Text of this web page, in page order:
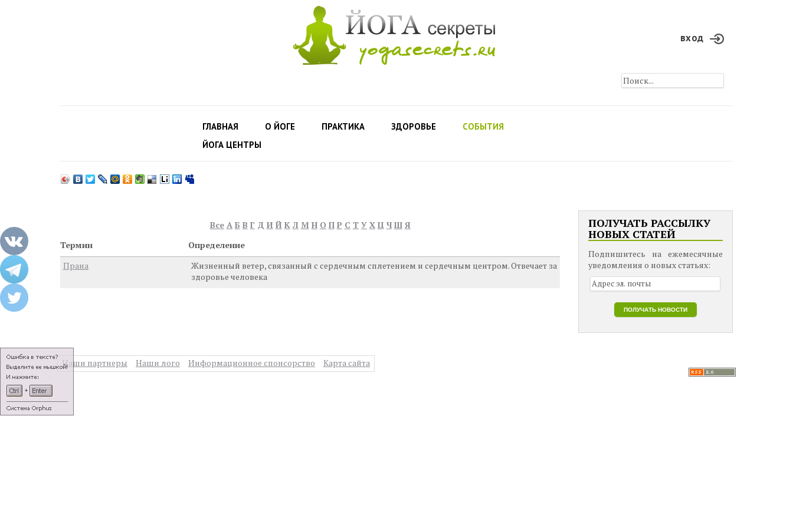
вход
ГЛАВНАЯ О ЙОГЕ ПРАКТИКА ЗДОРОВЬЕ
СОБЫТИЯ
ЙОГА ЦЕНТРЫ
Все А Б В Г Д И Й К Л М Н О П Р С Т У Х Ц Ч Ш Я
Термин
Определение
Прана
Жизненный ветер, связанный с сердечным сплетением и сердечным центром. Отвечает за
здоровье человека
ПОЛУЧАТЬ РАССЫЛКУ
НОВЫХ СТАТЕЙ
Подпишитесь на ежемесячные
уведомления о новых статьях:
Наши партнеры Наши лого Информационное спонсорство Карта сайта